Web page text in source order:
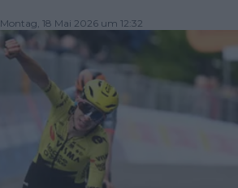
Montag, 18 Mai 2026 um 12:32